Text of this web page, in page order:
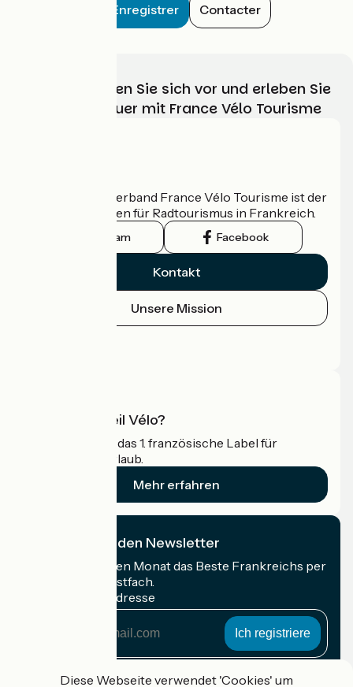
Enregistrer Contacter
Wählen, bereiten Sie sich vor und erleben Sie
Ihr Radabenteuer mit France Vélo Tourisme
Der nationale Verband France Vélo Tourisme ist der
offizielle Leitfaden für Radtourismus in Frankreich.
Instagram Facebook
Kontakt
Unsere Mission
Was ist Accueil Vélo?
Accueil Vélo ist das 1. französische Label für
Radfahrer im Urlaub.
Mehr erfahren
Ich abonniere den Newsletter
Erhalten Sie jeden Monat das Beste Frankreichs per
Rad in Ihrem Postfach.
Meine E-Mail-Adresse
AdresseDiese Webseite verwendet 'Cookies' um